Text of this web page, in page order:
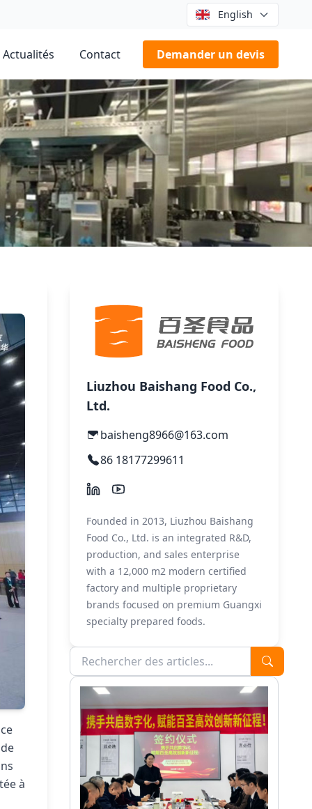
English
Actualités Contact Demander un devis
à
Liuzhou Baishang Food Co.,
Ltd.
baisheng8966@163.com
86 18177299611
Founded in 2013, Liuzhou Baishang
Food Co., Ltd. is an integrated R&D,
production, and sales enterprise
with a 12,000 m2 modern certified
factory and multiple proprietary
brands focused on premium Guangxi
specialty prepared foods.